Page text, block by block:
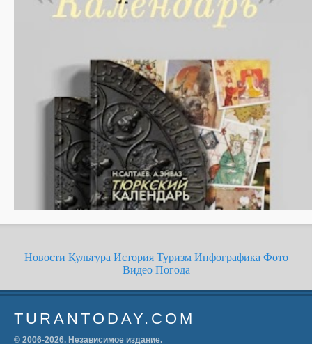
Новости Культура История Туризм Инфографика Фото
Видео Погода
TURANTODAY.COM
© 2006-2026. Независимое издание.